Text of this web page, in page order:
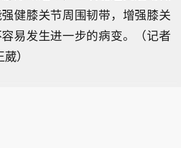
健膝关节周围韧带，增强膝关
易发生进一步的病变。（记者
）